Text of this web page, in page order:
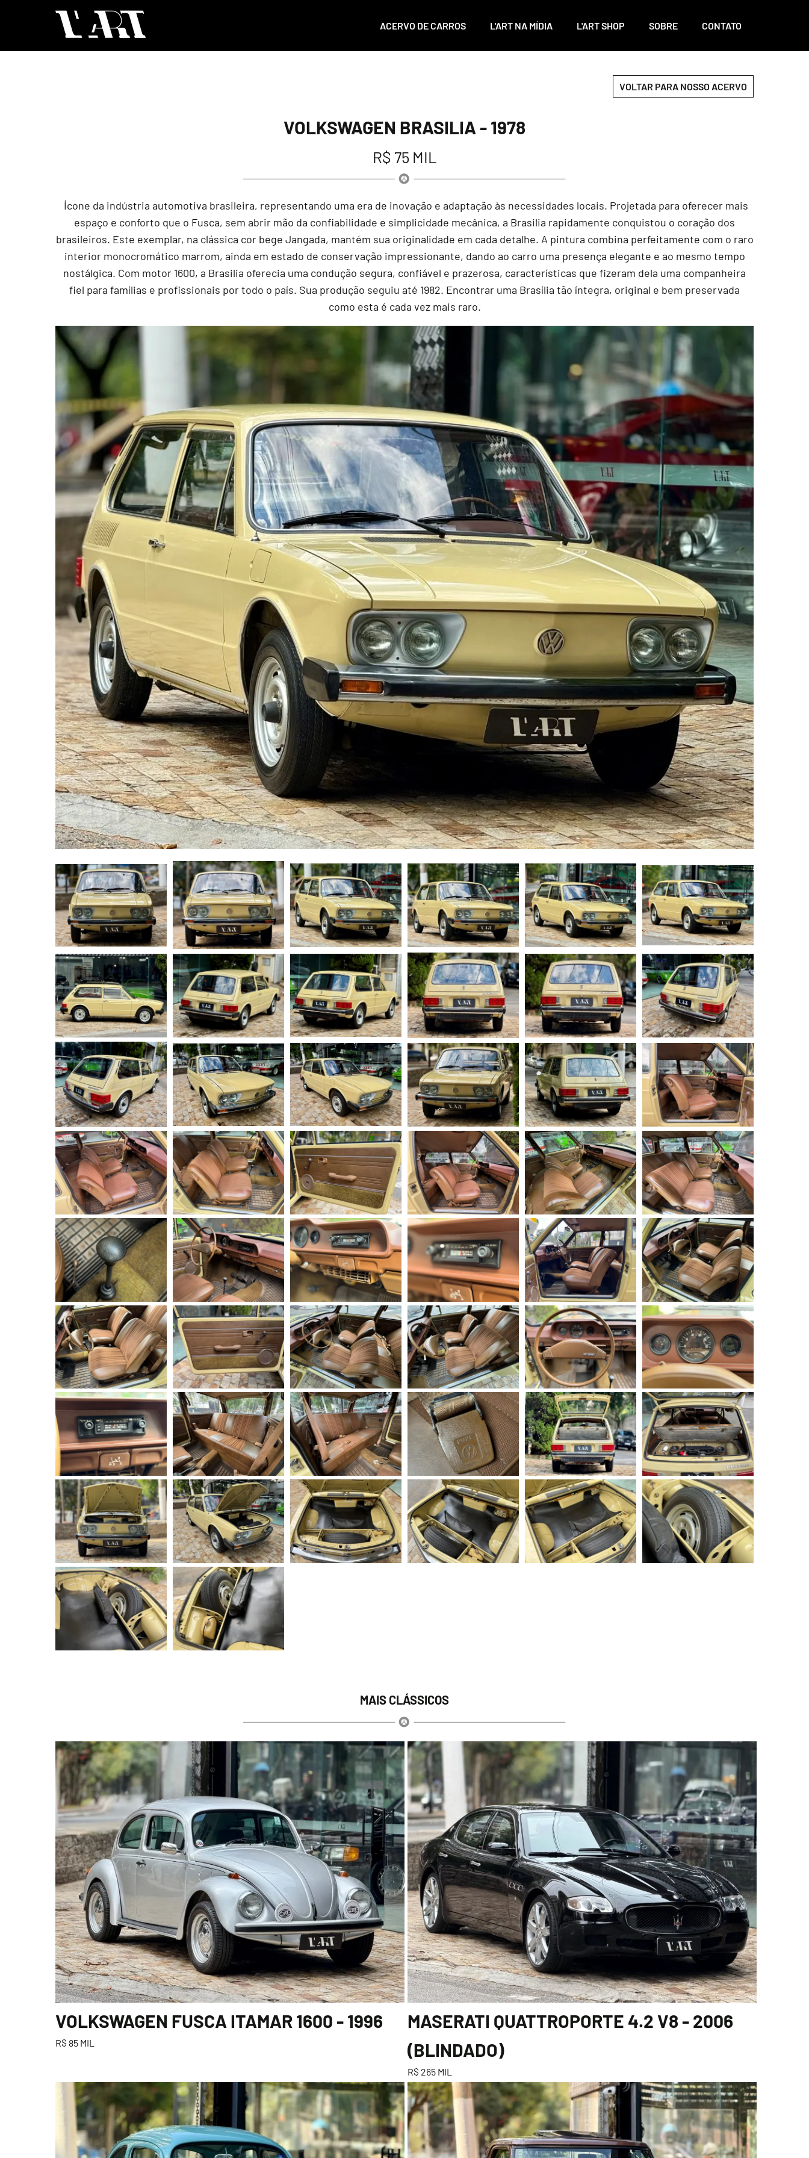
ACERVO DE CARROS L'ART NA MÍDIA L'ART SHOP SOBRE CONTATO
VOLTAR PARA NOSSO ACERVO
VOLKSWAGEN BRASILIA - 1978
R$ 75 MIL
Ícone da indústria automotiva brasileira, representando uma era de inovação e adaptação às necessidades locais. Projetada para oferecer mais
espaço e conforto que o Fusca, sem abrir mão da confiabilidade e simplicidade mecânica, a Brasilia rapidamente conquistou o coração dos
brasileiros. Este exemplar, na clássica cor bege Jangada, mantém sua originalidade em cada detalhe. A pintura combina perfeitamente com o raro
interior monocromático marrom, ainda em estado de conservação impressionante, dando ao carro uma presença elegante e ao mesmo tempo
nostálgica. Com motor 1600, a Brasilia oferecia uma condução segura, confiável e prazerosa, características que fizeram dela uma companheira
fiel para famílias e profissionais por todo o país. Sua produção seguiu até 1982. Encontrar uma Brasília tão íntegra, original e bem preservada
como esta é cada vez mais raro.
MAIS CLÁSSICOS
VOLKSWAGEN FUSCA ITAMAR 1600 - 1996
R$ 85 MIL
MASERATI QUATTROPORTE 4.2 V8 - 2006
(BLINDADO)
R$ 265 MIL